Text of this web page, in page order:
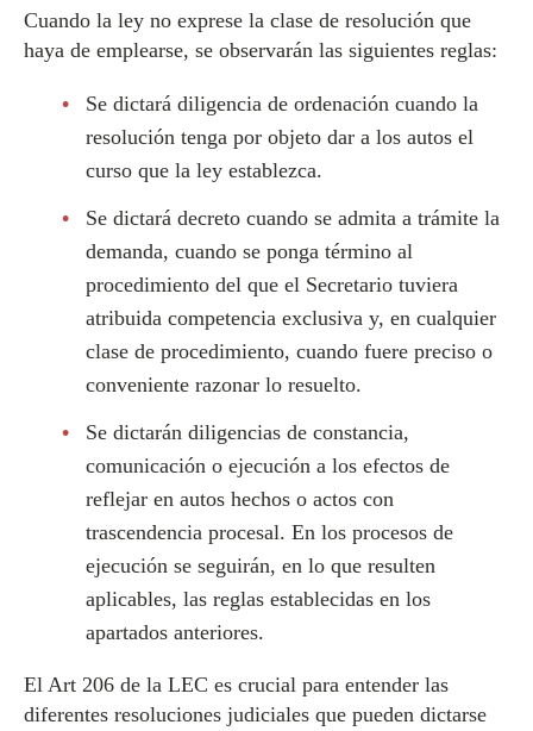
Cuando la ley no exprese la clase de resolución que
haya de emplearse, se observarán las siguientes reglas:
Se dictará diligencia de ordenación cuando la
resolución tenga por objeto dar a los autos el
curso que la ley establezca.
Se dictará decreto cuando se admita a trámite la
demanda, cuando se ponga término al
procedimiento del que el Secretario tuviera
atribuida competencia exclusiva y, en cualquier
clase de procedimiento, cuando fuere preciso o
conveniente razonar lo resuelto.
Se dictarán diligencias de constancia,
comunicación o ejecución a los efectos de
reflejar en autos hechos o actos con
trascendencia procesal. En los procesos de
ejecución se seguirán, en lo que resulten
aplicables, las reglas establecidas en los
apartados anteriores.
El Art 206 de la LEC es crucial para entender las
diferentes resoluciones judiciales que pueden dictarse